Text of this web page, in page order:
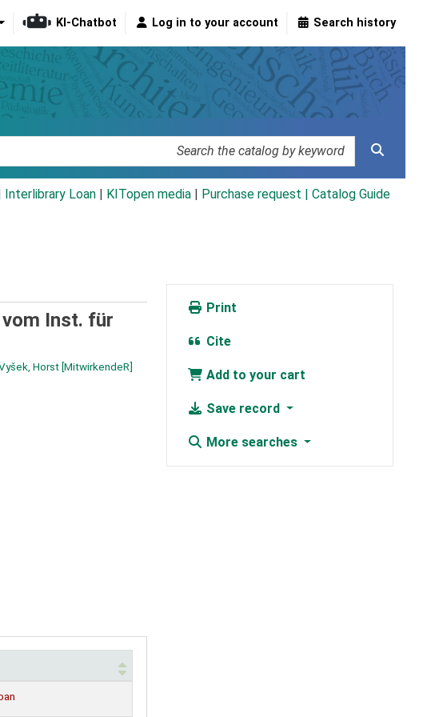
KI-Chatbot Log in to your account Search history
Interlibrary Loan KITopen media Purchase request | Catalog Guide
vom Inst. für
Horst [MitwirkendeR]
Print
Cite
Add to your cart
Save record
More searches